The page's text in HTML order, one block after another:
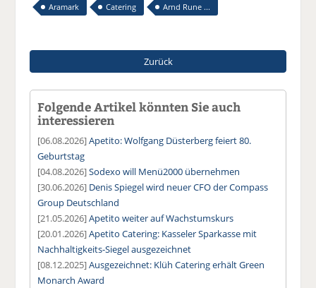
Aramark Catering Arnd Rune ...
Zurück
Folgende Artikel könnten Sie auch
interessieren
[06.08.2026]Apetito: Wolfgang Düsterberg feiert 80.
Geburtstag
[04.08.2026]Sodexo will Menü2000 übernehmen
[30.06.2026] Denis Spiegel wird neuer CFO der Compass
Group Deutschland
[21.05.2026]Apetito weiter auf Wachstumskurs
[20.01.2026]Apetito Catering: Kasseler Sparkasse mit
Nachhaltigkeits-Siegel ausgezeichnet
[08.12.2025]Ausgezeichnet: Klüh Catering erhält Green
Monarch Award